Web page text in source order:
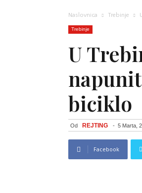
Naslovnica Trebinje
Trebinje
U
biciklo
Od REJTING - 5 Marta,
Facebook